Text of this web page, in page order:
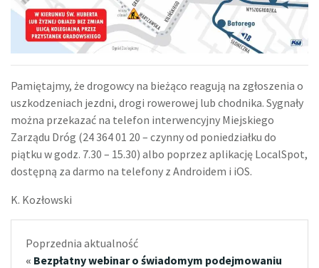
Pamiętajmy, że drogowcy na bieżąco reagują na zgłoszenia o
uszkodzeniach jezdni, drogi rowerowej lub chodnika. Sygnały
można przekazać na telefon interwencyjny Miejskiego
Zarządu Dróg (24 364 01 20 – czynny od poniedziałku do
piątku w godz. 7.30 – 15.30) albo poprzez aplikację LocalSpot,
dostępną za darmo na telefony z Androidem i iOS.
K. Kozłowski
Poprzednia aktualność
« Bezpłatny webinar o świadomym podejmowaniu